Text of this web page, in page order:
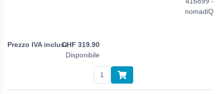
nomadiQ
CHF 319.90
Disponibile